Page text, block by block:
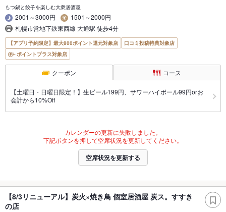
もつ鍋と餃子を楽しむ大衆居酒屋
2001～3000円
1501～2000円
札幌市営地下鉄東西線 大通駅 徒歩4分
【アプリ予約限定】最大800ポイント還元対象店
口コミ投稿特典対象店
ポイントプラス対象店
クーポン コース
【土曜日・日曜日限定！】生ビール199円、サワーハイボール99円orお
会計から10%Off
カレンダーの更新に失敗しました。
下記ボタンを押して空席状況を更新してください。
空席状況を更新する
【8/3リニューアル】炭火×焼き鳥 個室居酒屋 炭ス。すすき
の店